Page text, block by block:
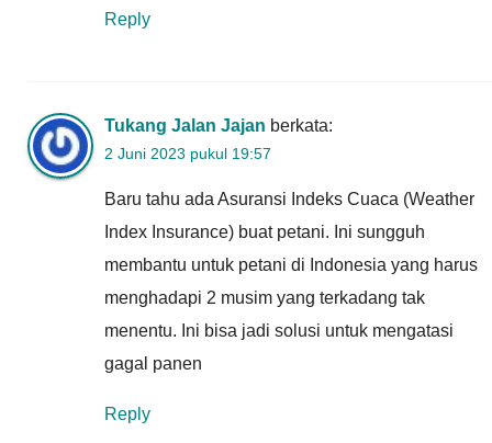
Reply
Tukang Jalan Jajan berkata:
2 Juni 2023 pukul 19:57
Baru tahu ada Asuransi Indeks Cuaca (Weather
Index Insurance) buat petani. Ini sungguh
membantu untuk petani di Indonesia yang harus
menghadapi 2 musim yang terkadang tak
menentu. Ini bisa jadi solusi untuk mengatasi
gagal panen
Reply